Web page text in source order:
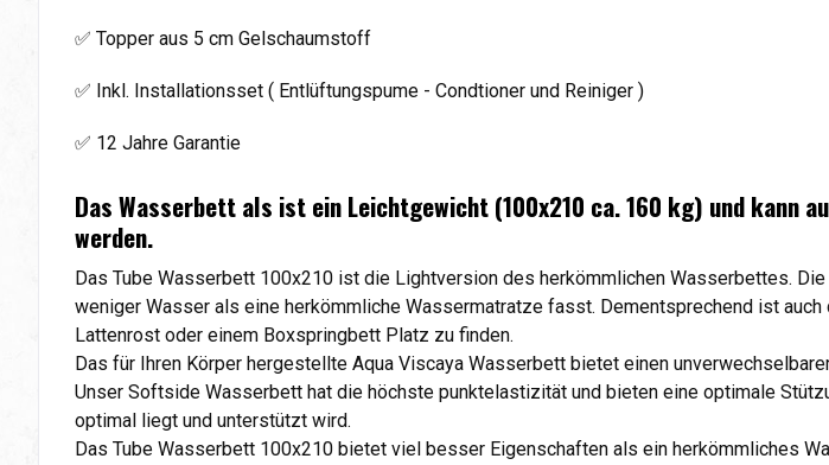
✅ Topper aus 5 cm Gelschaumstoff
✅ Inkl. Installationsset ( Entlüftungspume - Condtioner und Reiniger )
✅ 12 Jahre Garantie
Das Wasserbett als ist ein Leichtgewicht (100x210 ca. 160 kg) und kann
werden.
Das Tube Wasserbett 100x210 ist die Lightversion des herkömmlichen Wasserbettes.
weniger Wasser als eine herkömmliche Wassermatratze fasst. Dementsprechend ist
Lattenrost oder einem Boxspringbett Platz zu finden.
Das für Ihren Körper hergestellte Aqua Viscaya Wasserbett bietet einen
Unser Softside Wasserbett hat die höchste punktelastizität und bieten eine optimale
optimal liegt und unterstützt wird.
Das Tube Wasserbett 100x210 bietet viel besser Eigenschaften als ein herkömmliches